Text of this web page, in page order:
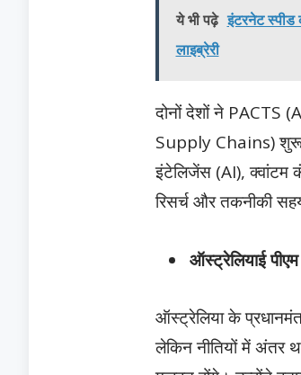
ये भी पढ़े इंटरनेट स्पीड
लाइब्रेरी
दोनों देशों ने
Supply Chains) शुरू
इंटेलिजेंस (AI), क्वांटम
रिसर्च और तकनीकी
ऑस्ट्रेलियाई
ऑस्ट्रेलिया के
लेकिन नीतियों में अंतर